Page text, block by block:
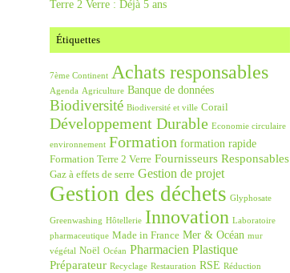
Terre 2 Verre : Déjà 5 ans
Étiquettes
7ème Continent Achats responsables
Agenda Agriculture Banque de données
Biodiversité Biodiversité et ville Corail
Développement Durable Economie circulaire
environnement Formation formation rapide
Formation Terre 2 Verre Fournisseurs Responsables
Gaz à effets de serre Gestion de projet
Gestion des déchets Glyphosate
Greenwashing Hôtellerie Innovation Laboratoire
pharmaceutique Made in France Mer & Océan mur
végétal Noël Océan Pharmacien Plastique
Préparateur Recyclage Restauration RSE Réduction